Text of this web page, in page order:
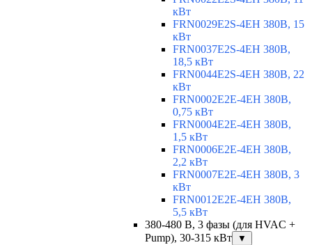
кВт
FRN0029E2S-4EH 380В, 15
кВт
FRN0037E2S-4EH 380В,
18,5 кВт
FRN0044E2S-4EH 380В, 22
кВт
FRN0002E2E-4EH 380В,
0,75 кВт
FRN0004E2E-4EH 380В,
1,5 кВт
FRN0006E2E-4EH 380В,
2,2 кВт
FRN0007E2E-4EH 380В, 3
кВт
FRN0012E2E-4EH 380В,
5,5 кВт
380-480 В, 3 фазы (для HVAC +
Pump), 30-315 кВт
▼